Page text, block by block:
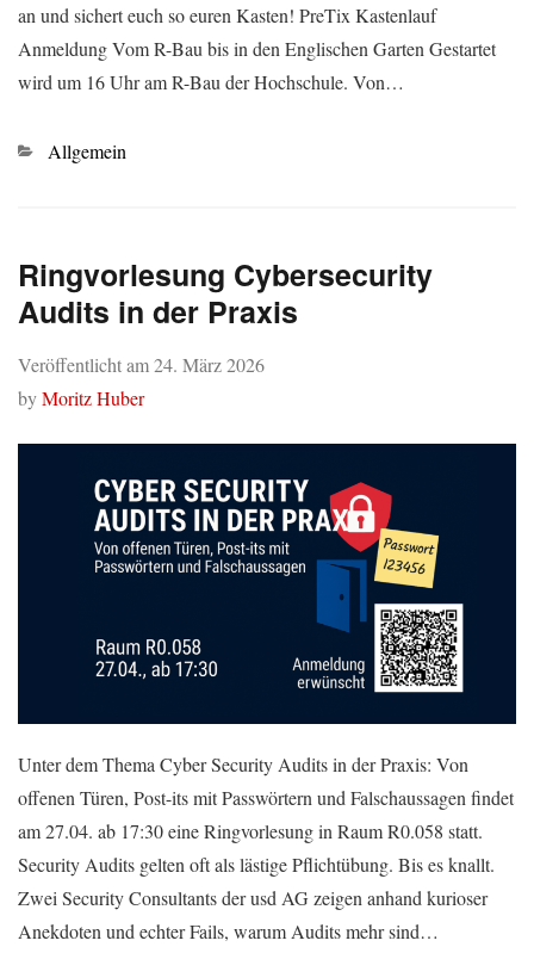
an und sichert euch so euren Kasten! PreTix Kastenlauf
Anmeldung Vom R-Bau bis in den Englischen Garten Gestartet
wird um 16 Uhr am R-Bau der Hochschule. Von…
Kategorien
Allgemein
Ringvorlesung Cybersecurity
Audits in der Praxis
Veröffentlicht am24. März 2026
byMoritz Huber
Unter dem Thema Cyber Security Audits in der Praxis: Von
offenen Türen, Post-its mit Passwörtern und Falschaussagen findet
am 27.04. ab 17:30 eine Ringvorlesung in Raum R0.058 statt.
Security Audits gelten oft als lästige Pflichtübung. Bis es knallt.
Zwei Security Consultants der usd AG zeigen anhand kurioser
Anekdoten und echter Fails, warum Audits mehr sind…